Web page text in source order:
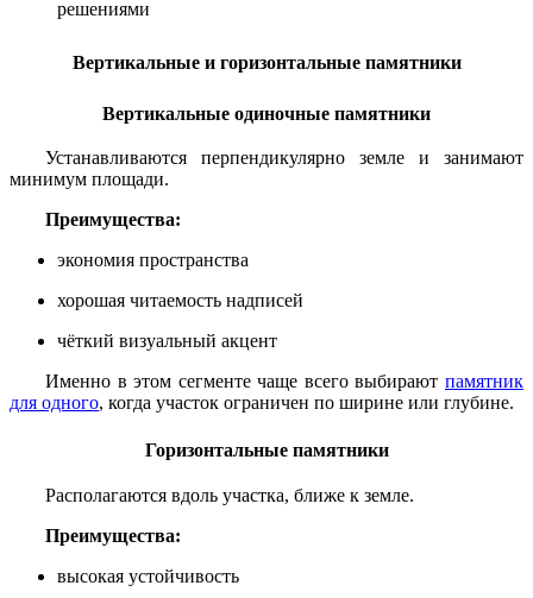
решениями
Вертикальные и горизонтальные памятники
Вертикальные одиночные памятники
Устанавливаются перпендикулярно земле и занимают
минимум площади.
Преимущества:
экономия пространства
хорошая читаемость надписей
чёткий визуальный акцент
Именно в этом сегменте чаще всего выбирают памятник
для одного, когда участок ограничен по ширине или глубине.
Горизонтальные памятники
Располагаются вдоль участка, ближе к земле.
Преимущества:
высокая устойчивость